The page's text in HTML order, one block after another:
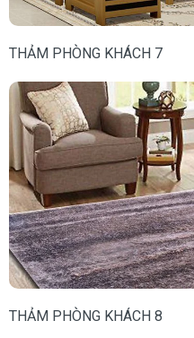
THẢM PHÒNG KHÁCH 7
THẢM PHÒNG KHÁCH 8